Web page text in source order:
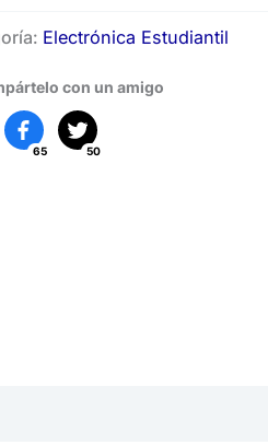
Electrónica Estudiantil
con un amigo
65 50